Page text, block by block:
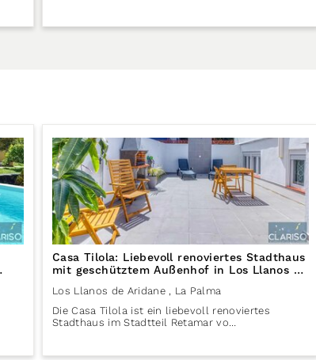
Casa Tilola: Liebevoll renoviertes Stadthaus
mit geschütztem Außenhof in Los Llanos de
Aridane auf La Palma
Los Llanos de Aridane , La Palma
Die Casa Tilola ist ein liebevoll renoviertes
Stadthaus im Stadtteil Retamar vo…